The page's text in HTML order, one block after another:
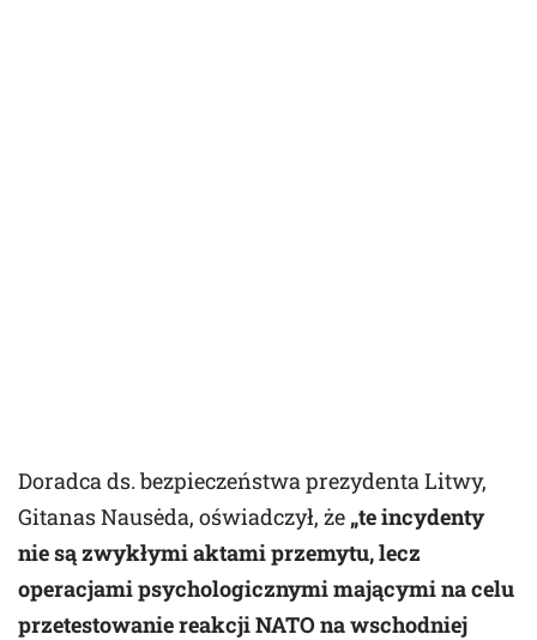
Doradca ds. bezpieczeństwa prezydenta Litwy,
Gitanas Nausėda, oświadczył, że „te incydenty
nie są zwykłymi aktami przemytu, lecz
operacjami psychologicznymi mającymi na celu
przetestowanie reakcji NATO na wschodniej